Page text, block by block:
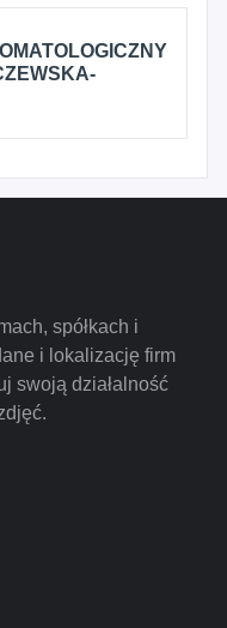
spółkach i
i lokalizację firm
swoją działalność